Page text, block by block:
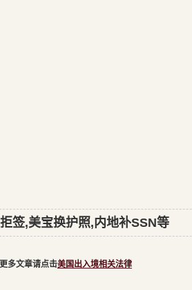
签,美宝换护照,内地补SSN等
多文章请点击美国出入境相关法律